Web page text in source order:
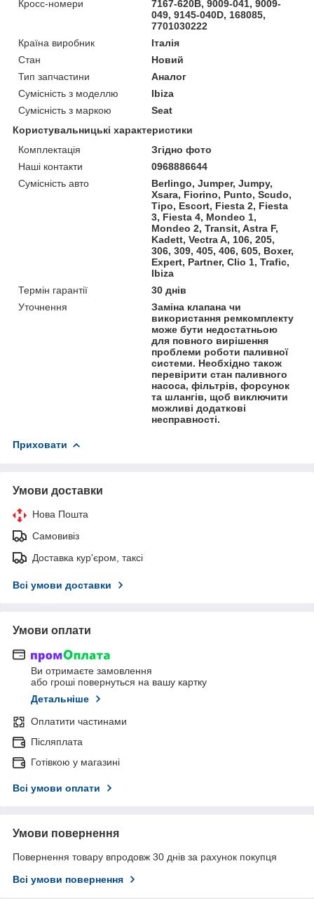
Кросс-номери
7167-620B, 9009-041, 9009-
049, 9145-040D, 168085,
7701030222
Країна виробник
Італія
Стан
Новий
Тип запчастини
Аналог
Сумісність з моделлю
Ibiza
Сумісність з маркою
Seat
Користувальницькі характеристики
Комплектація
Згідно фото
Наші контакти
0968886644
Сумісність авто
Berlingo, Jumper, Jumpy,
Xsara, Fiorino, Punto, Scudo,
Tipo, Escort, Fiesta 2, Fiesta
3, Fiesta 4, Mondeo 1,
Mondeo 2, Transit, Astra F,
Kadett, Vectra A, 106, 205,
306, 309, 405, 406, 605, Boxer,
Expert, Partner, Clio 1, Trafic,
Ibiza
Термін гарантії
30 днів
Уточнення
Заміна клапана чи
використання ремкомплекту
може бути недостатньою
для повного вирішення
проблеми роботи паливної
системи. Необхідно також
перевірити стан паливного
насоса, фільтрів, форсунок
та шлангів, щоб виключити
можливі додаткові
несправності.
Приховати
Умови доставки
Нова Пошта
Самовивіз
Доставка кур'єром, таксі
Всі умови доставки
Умови оплати
Ви отримаєте замовлення
або гроші повернуться на вашу картку
Детальніше
Оплатити частинами
Післяплата
Готівкою у магазині
Всі умови оплати
Умови повернення
Повернення товару впродовж 30 днів за рахунок покупця
Всі умови повернення